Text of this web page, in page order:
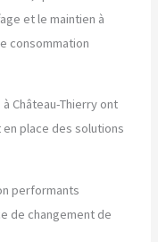
et le maintien à
consommation
Château-Thierry ont
place des solutions
performants
de changement de